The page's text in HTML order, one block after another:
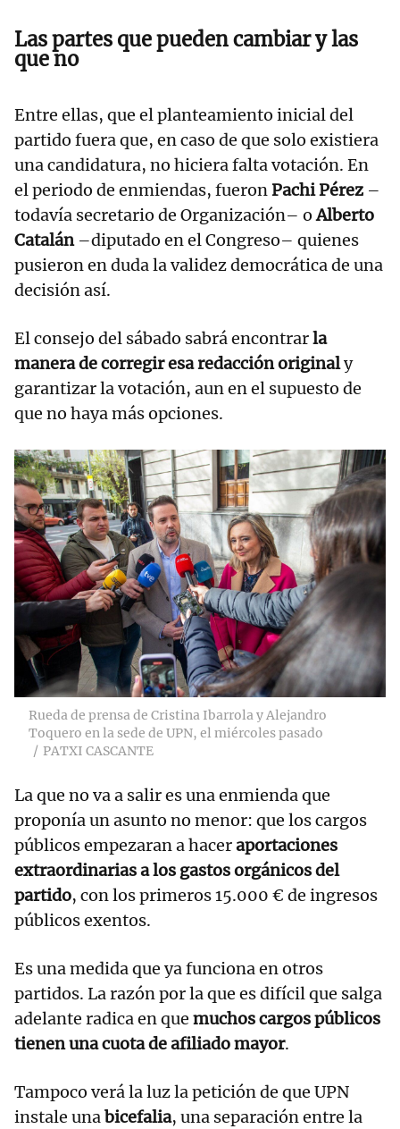
Las partes que pueden cambiar y las
que no
Entre ellas, que el planteamiento inicial del
partido fuera que, en caso de que solo existiera
una candidatura, no hiciera falta votación. En
el periodo de enmiendas, fueronPachi Pérez –
todavía secretario de Organización– oAlberto
Catalán–diputado en el Congreso– quienes
pusieron en duda la validez democrática de una
decisión así.
El consejo del sábado sabrá encontrarla
manera de corregir esa redacción originaly
garantizar la votación, aun en el supuesto de
que no haya más opciones.
Rueda de prensa de Cristina Ibarrola y Alejandro
Toquero en la sede de UPN, el miércoles pasado
PATXI CASCANTE
La que no va a salir es una enmienda que
proponía un asunto no menor: que los cargos
públicos empezaran a haceraportaciones
extraordinarias a los gastos orgánicos del
partido, con los primeros 15.000 € de ingresos
públicos exentos.
Es una medida que ya funciona en otros
partidos. La razón por la que es difícil que salga
adelante radica en que muchos cargos públicos
tienen una cuota de afiliado mayor.
Tampoco verá la luz la petición de que UPN
instale unabicefalia, una separación entre la